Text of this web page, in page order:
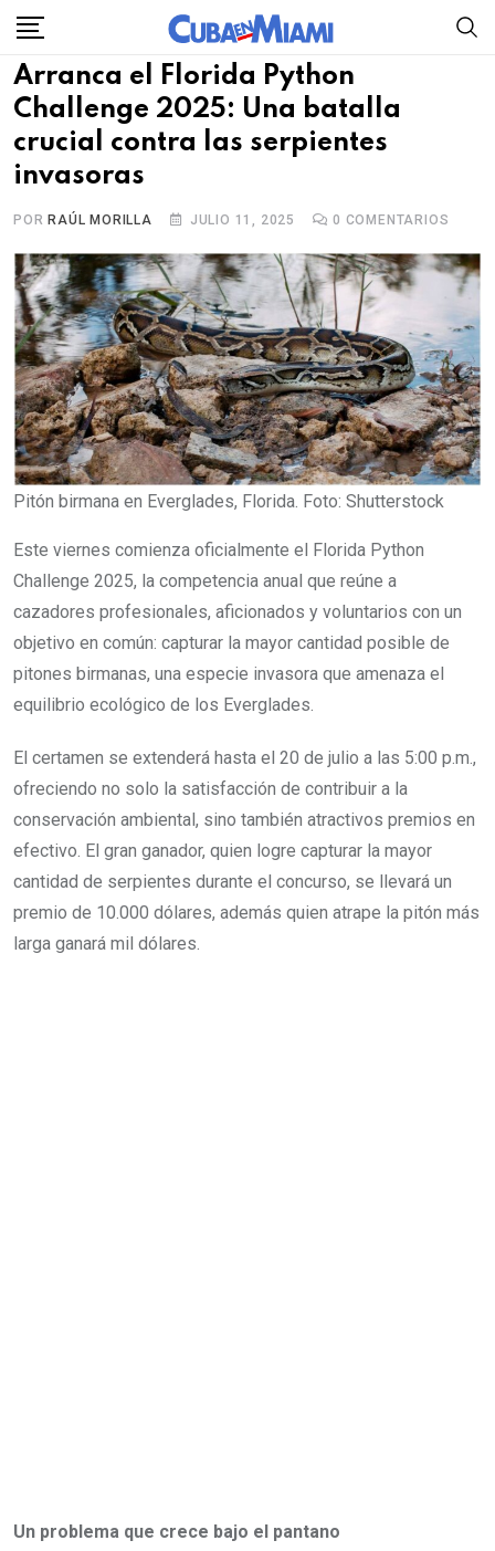
Skip
content
Arranca el Florida Python
Challenge 2025: Una batalla
crucial contra las serpientes
invasoras
POR RAÚL MORILLA JULIO 11, 2025 0 COMENTARIOS
Pitón birmana en Everglades, Florida. Foto: Shutterstock
Este viernes comienza oficialmente el Florida Python
Challenge 2025, la competencia anual que reúne a
cazadores profesionales, aficionados y voluntarios con un
objetivo en común: capturar la mayor cantidad posible de
pitones birmanas, una especie invasora que amenaza el
equilibrio ecológico de los Everglades.
El certamen se extenderá hasta el 20 de julio a las 5:00 p.m.,
ofreciendo no solo la satisfacción de contribuir a la
conservación ambiental, sino también atractivos premios en
efectivo. El gran ganador, quien logre capturar la mayor
cantidad de serpientes durante el concurso, se llevará un
premio de 10.000 dólares, además quien atrape la pitón más
larga ganará mil dólares.
Un problema que crece bajo el pantano